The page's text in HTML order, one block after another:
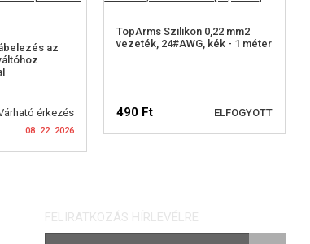
az
érkezés
08. 22. 2026
TopArms Szilikon 0,22 mm2
vezeték, 24#AWG, kék - 1 méter
490 Ft ELFOGYOTT
FELIRATKOZÁS HÍRLEVÉLRE